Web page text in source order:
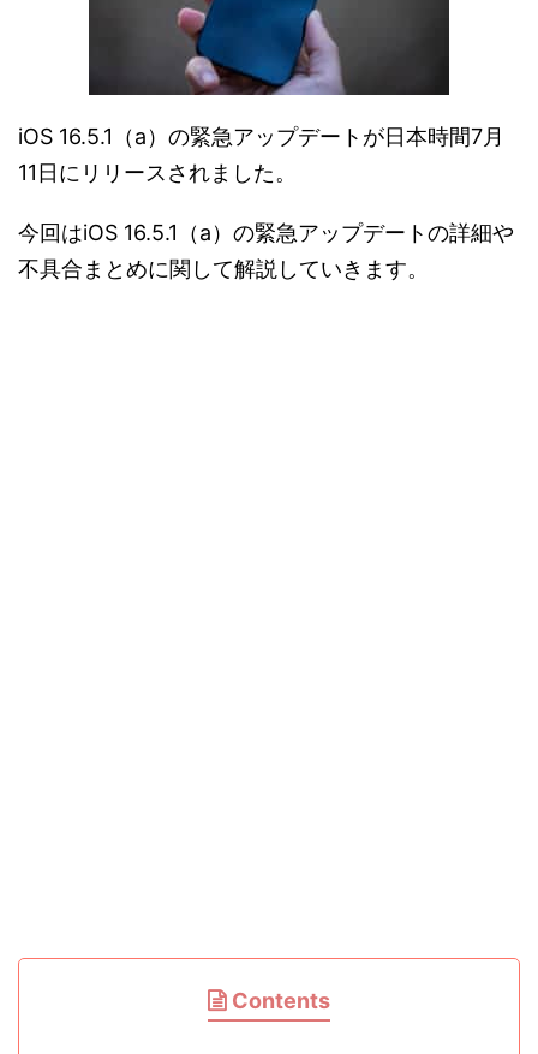
iOS 16.5.1（a）の緊急アップデートが日本時間7月
11日にリリースされました。
今回はiOS 16.5.1（a）の緊急アップデートの詳細や
不具合まとめに関して解説していきます。
Contents